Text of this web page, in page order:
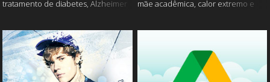
tratamento de diabetes, Alzheimer
mãe acadêmica, calor extremo e